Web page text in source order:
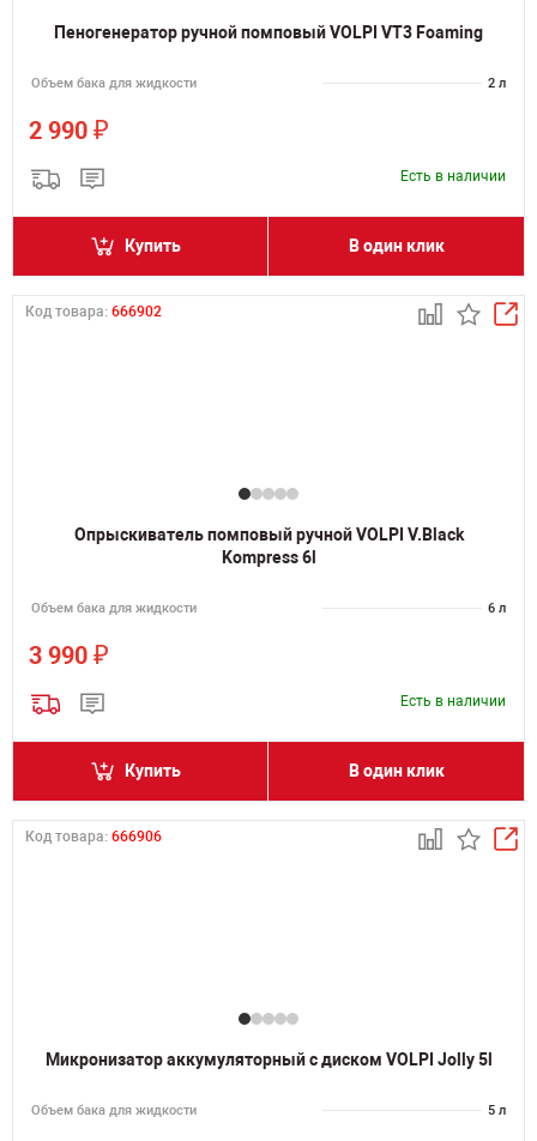
Пеногенератор ручной помповый VOLPI VT3 Foaming
Объем бака для жидкости 2 л
2 990 ₽
Есть в наличии
Купить В один клик
Код товара: 666902
Опрыскиватель помповый ручной VOLPI V.Black
Kompress 6l
Объем бака для жидкости 6 л
3 990 ₽
Есть в наличии
Купить В один клик
Код товара: 666906
Микронизатор аккумуляторный с диском VOLPI Jolly 5l
Объем бака для жидкости 5 л